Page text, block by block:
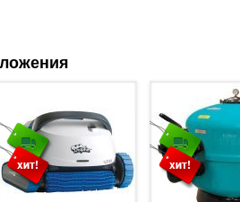
вашей модели (например, для